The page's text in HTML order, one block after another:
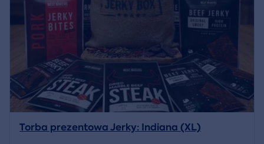
Torba prezentowa Jerky: Indiana (XL)